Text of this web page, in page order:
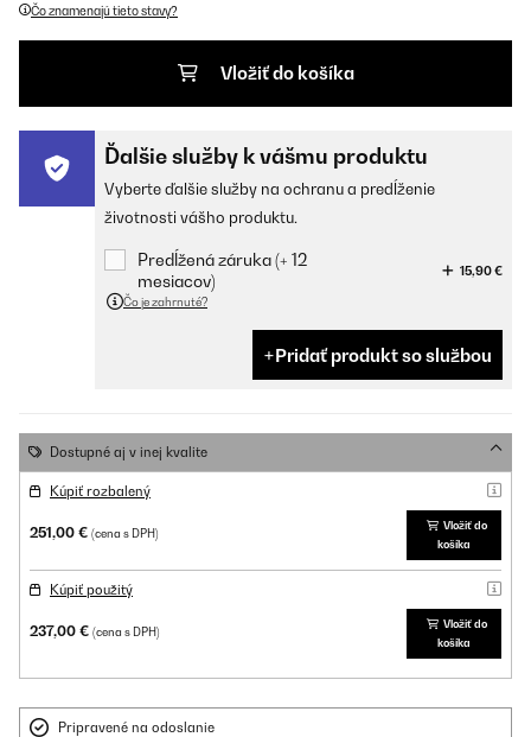
Čo znamenajú tieto stavy?
Vložiť do košíka
Ďalšie služby k vášmu produktu
Vyberte ďalšie služby na ochranu a predĺženie
životnosti vášho produktu.
Predĺžená záruka (+ 12
mesiacov)
15,90 €
Čo je zahrnuté?
Pridať produkt so službou
Dostupné aj v inej kvalite
Kúpiť rozbalený
251,00 € (cena s DPH)
Vložiť do
košíka
Kúpiť použitý
237,00 € (cena s DPH)
Vložiť do
košíka
Pripravené na odoslanie